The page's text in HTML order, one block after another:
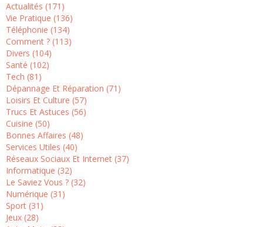
Actualités (171)
Vie Pratique (136)
Téléphonie (134)
Comment ? (113)
Divers (104)
Santé (102)
Tech (81)
Dépannage Et Réparation (71)
Loisirs Et Culture (57)
Trucs Et Astuces (56)
Cuisine (50)
Bonnes Affaires (48)
Services Utiles (40)
Réseaux Sociaux Et Internet (37)
Informatique (32)
Le Saviez Vous ? (32)
Numérique (31)
Sport (31)
Jeux (28)